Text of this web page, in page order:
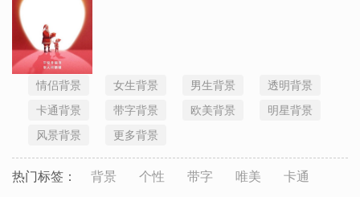
情侣背景 女生背景 男生背景
透明背景
卡通背景
带字背景 欧美背景
明星背景
风景背景
更多背景
热门标签： 背景 个性 带字 唯美 卡通